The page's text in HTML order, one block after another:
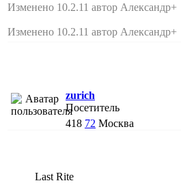
Изменено 10.2.11 автор Александр+
Изменено 10.2.11 автор Александр+
zurich
Посетитель
418 72 Москва
Last Rite